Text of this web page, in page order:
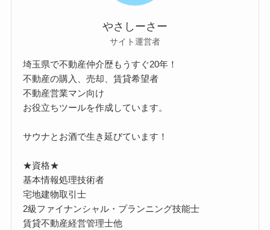
やさしーさー
サイト運営者
埼玉県で不動産仲介歴もうすぐ20年！
不動産の購入、売却、賃貸希望者
不動産営業マン向け
お役立ちツールを作成しています。
サウナとお酒で生き延びています！
★資格★
基本情報処理技術者
宅地建物取引士
2級ファイナンシャル・プランニング技能士
賃貸不動産経営管理士他